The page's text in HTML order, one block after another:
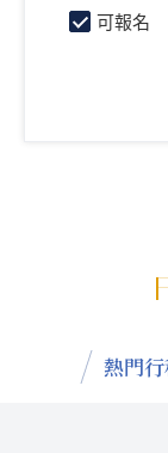
可報名
熱門